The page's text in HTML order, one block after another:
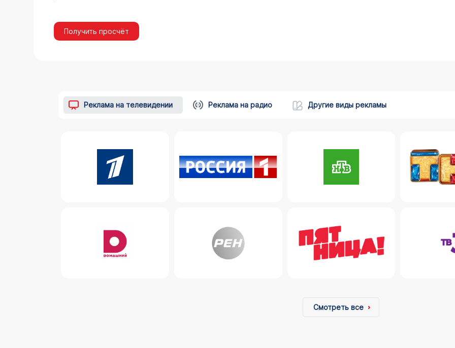
Получить просчёт
Реклама на телевидении Реклама на радио Другие виды рекламы
Смотреть все